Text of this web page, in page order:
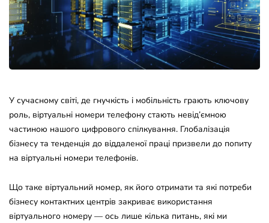
У сучасному світі, де гнучкість і мобільність грають ключову
роль, віртуальні номери телефону стають невід’ємною
частиною нашого цифрового спілкування. Глобалізація
бізнесу та тенденція до віддаленої праці призвели до попиту
на віртуальні номери телефонів.
Що таке віртуальний номер, як його отримати та які потреби
бізнесу контактних центрів закриває використання
віртуального номеру — ось лише кілька питань, які ми